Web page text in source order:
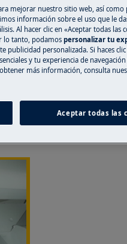
/
mejorar nuestro sitio web, así como
información sobre el uso que le
Al hacer clic en «Aceptar todas las
lo tanto, podamos personalizar tu
publicidad personalizada. Si haces
y tu experiencia de
más información, consulta
Aceptar todas las